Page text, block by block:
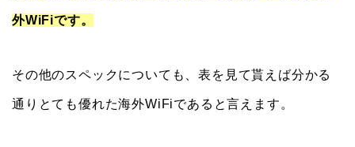
外WiFiです。
その他のスペックについても、表を見て貰えば分かる
通りとても優れた海外WiFiであると言えます。